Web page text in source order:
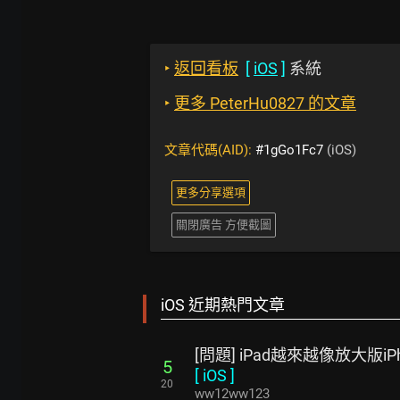
‣ 返回看板 [ iOS ] 系統
‣ 更多 PeterHu0827 的文章
文章代碼(AID): #1gGo1Fc7 (iOS)
更多分享選項
關閉廣告 方便截圖
iOS 近期熱門文章
5
20
[問題] iPad越來越像放大版
[ iOS ]
ww12ww123